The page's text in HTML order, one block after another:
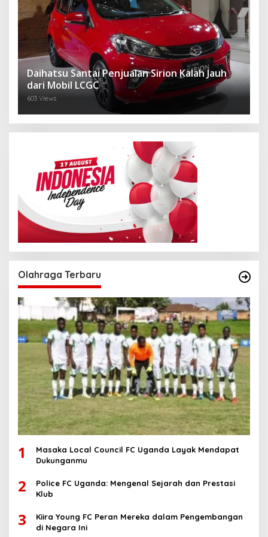
Daihatsu Santai Penjualan Sirion Kalah Jauh
dari Mobil LCGC
603 Views
Olahraga Terbaru
1
Masaka Local Council FC Uganda Layak Mendapat
Dukunganmu
2
Police FC Uganda: Mengenal Sejarah dan Prestasi
Klub
3
Kiira Young FC Peran Mereka dalam Pengembangan
di Negara Ini